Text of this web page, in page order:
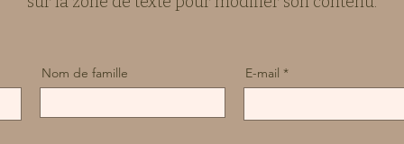
Nom de famille E-mail